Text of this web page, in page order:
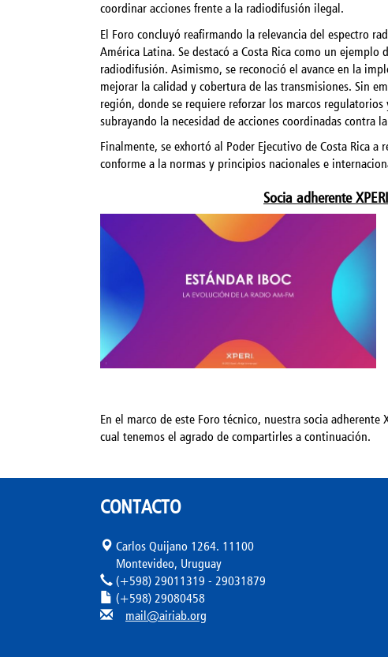
coordinar acciones frente a la radiodifusión ilegal.
El Foro concluyó reafirmando la relevancia del espectro
América Latina. Se destacó a Costa Rica como un
radiodifusión. Asimismo, se reconoció el avance en la
mejorar la calidad y cobertura de las transmisiones. Sin
región, donde se requiere reforzar los marcos
subrayando la necesidad de acciones coordinadas contra
Finalmente, se exhortó al Poder Ejecutivo de Costa Rica
conforme a la normas y principios nacionales e
Socia adherente
En el marco de este Foro técnico, nuestra socia
cual tenemos el agrado de compartirles a continuación.
CONTACTO
Carlos Quijano 1264. 11100
Montevideo, Uruguay
(+598) 29011319 - 29031879
(+598) 29080458
mail@airiab.org